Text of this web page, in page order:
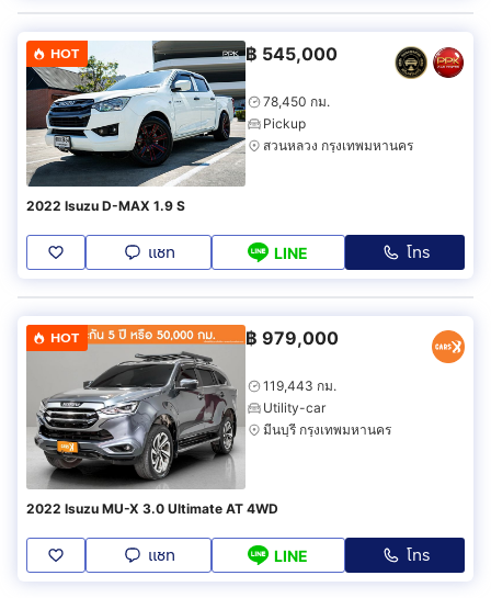
HOT ฿ 545,000
78,450 กม.
Pickup
สวนหลวง กรุงเทพมหานคร
2022 Isuzu D-MAX 1.9 S
แชท LINE โทร
HOT ฿ 979,000
119,443 กม.
Utility-car
มีนบุรี กรุงเทพมหานคร
2022 Isuzu MU-X 3.0 Ultimate AT 4WD
แชท LINE โทร